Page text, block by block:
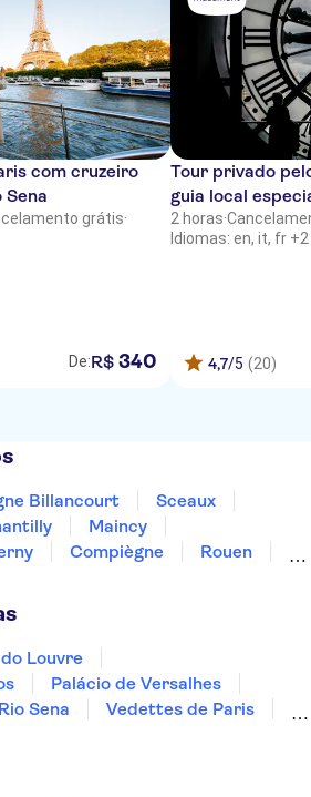
com cruzeiro
Sena
grátis·
De:R$ 340
Tour privado
guia local
2 horas·
Idiomas: en, it, fr +2
4,7/5 (20)
Billancourt
Sceaux
Maincy
Compiègne
Rouen
Louvre
Palácio de Versalhes
Rio Sena
Vedettes de Paris
Paris